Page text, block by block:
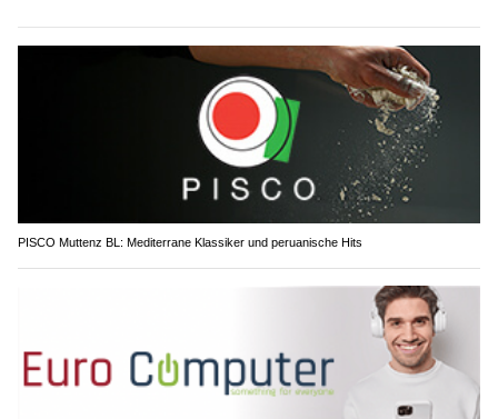
PISCO Muttenz BL: Mediterrane Klassiker und peruanische Hits